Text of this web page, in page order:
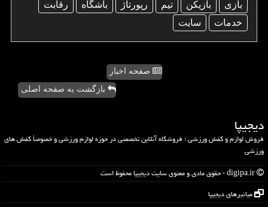
بازی بازیكن تیم رپورتاژ باشگاه
رقابت
خدمات
سایت
صفحه اخبار
بازگشت به صفحه اصلی
دیجیپا
فروش لوازم و کفش ورزشی ؛ فروشگاه آنلاین تخصصی در حوزه لوازم ورزشی و خصوصاً کفش های
ورزشی
میانبرهای دیجیپا